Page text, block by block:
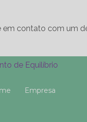
em contato com um
Empresa